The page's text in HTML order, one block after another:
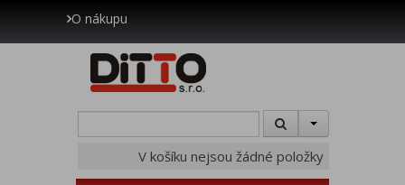
O nákupu
V košíku nejsou žádné položky